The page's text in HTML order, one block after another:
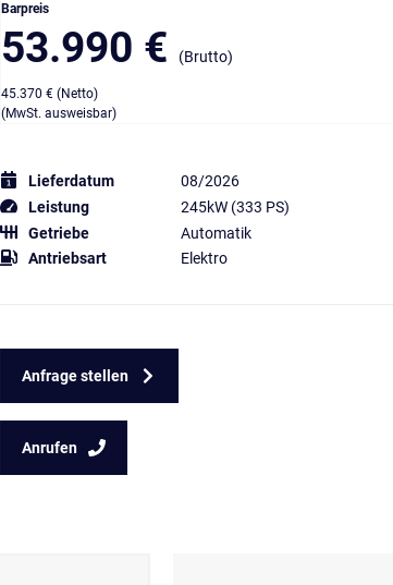
Barpreis
53.990 € (Brutto)
45.370 € (Netto)
(MwSt. ausweisbar)
Lieferdatum
08/2026
Leistung
245kW (333 PS)
Getriebe
Automatik
Antriebsart
Elektro
Anfrage stellen
Anrufen